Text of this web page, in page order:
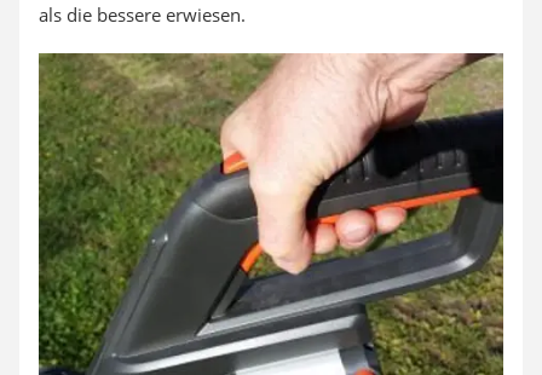
als die bessere erwiesen.